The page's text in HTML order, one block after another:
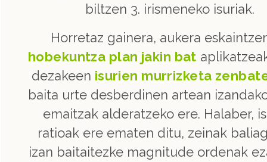
biltzen 3. irismeneko isuriak.
Horretaz gainera, aukera
hobekuntza plan jakin bat
dezakeen isurien murrizketa
baita urte desberdinen artean
emaitzak alderatzeko ere. Halaber,
ratioak ere ematen ditu, zeinak
izan baitaitezke magnitude ordenak